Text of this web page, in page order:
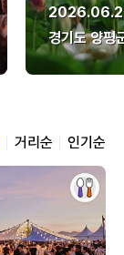
경기도 양평
거리순 인기순